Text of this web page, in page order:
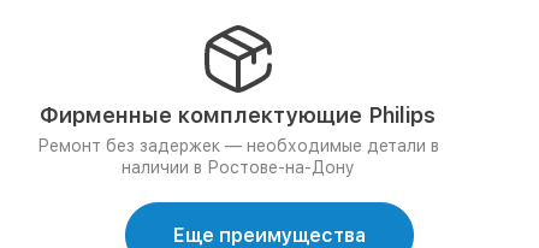
Фирменные комплектующие Philips
Ремонт без задержек — необходимые детали в
наличии в Ростове-на-Дону
Еще преимущества